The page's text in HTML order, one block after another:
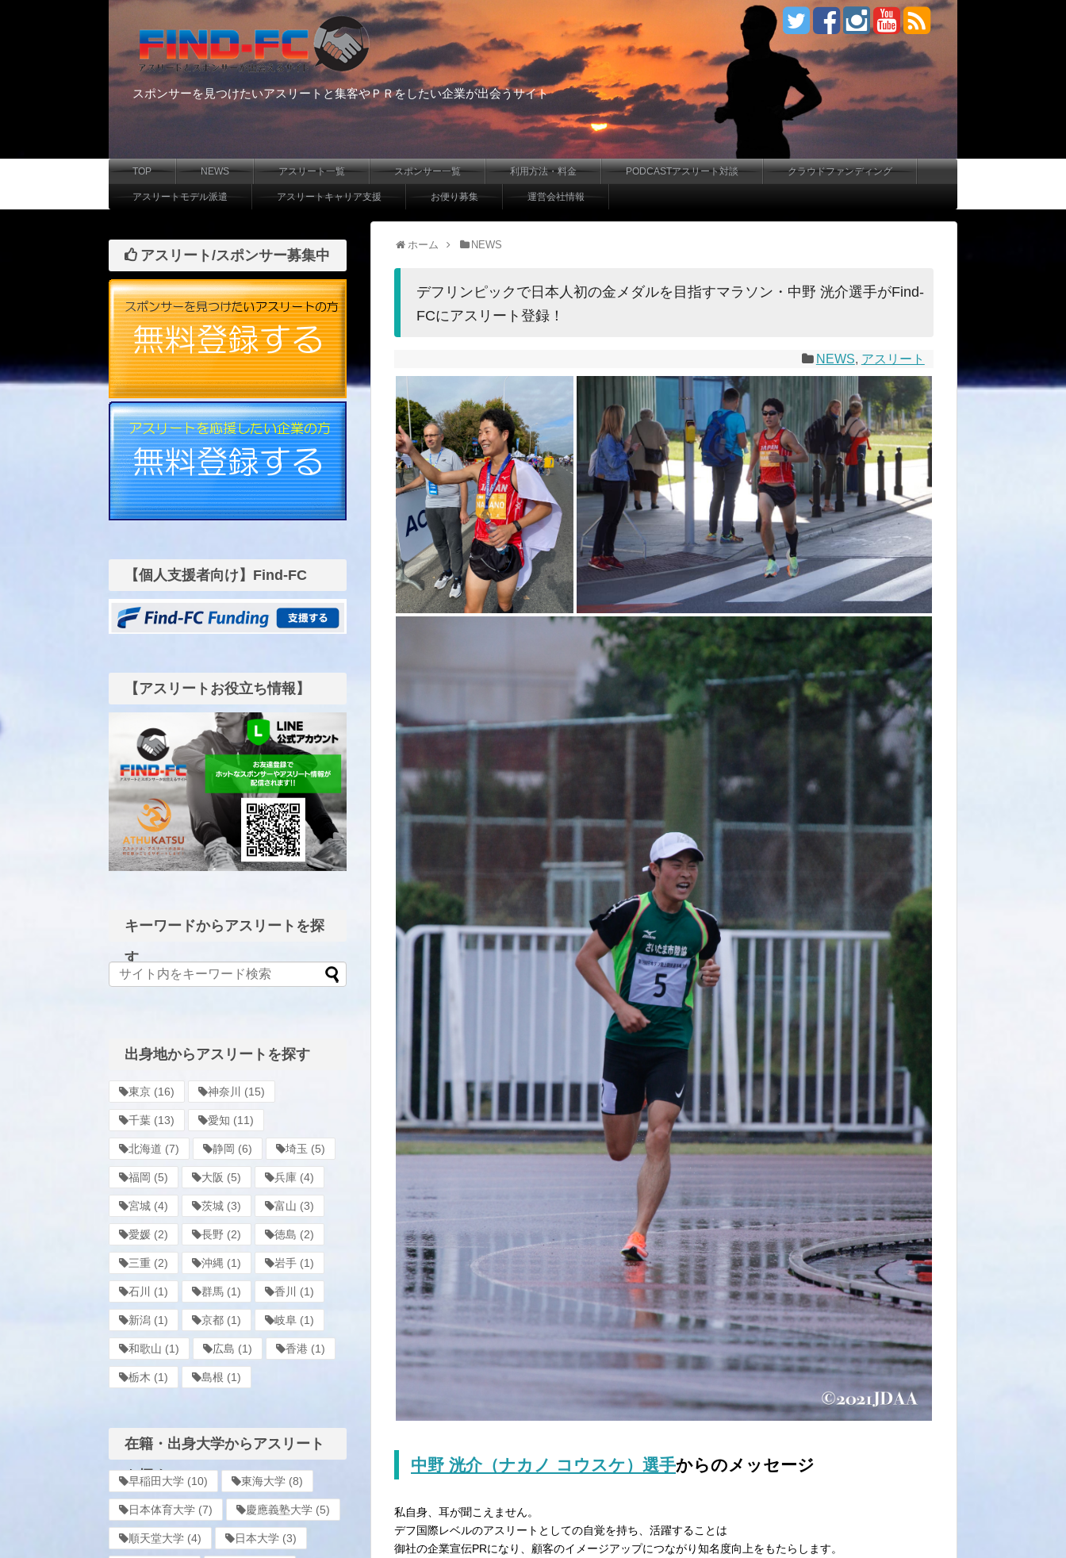
スポンサーを見つけたいアスリートと集客やＰＲをしたい企業が出会うサイト
TOP NEWS アスリート一覧 スポンサー一覧 利用方法・料金 PODCASTアスリート対談 クラウドファンディング
アスリートモデル派遣 アスリートキャリア支援 お便り募集 運営会社情報
ホーム NEWS
デフリンピックで日本人初の金メダルを目指すマラソン・中野 洸介選手がFind-
FCにアスリート登録！
NEWS, アスリート
中野 洸介（ナカノ コウスケ）選手からのメッセージ
私自身、耳が聞こえません。
デフ国際レベルのアスリートとしての自覚を持ち、活躍することは
御社の企業宣伝PRになり、顧客のイメージアップにつながり知名度向上をもたらします。
アスリート/スポンサー募集中
【個人支援者向け】Find-FC
funding
【アスリートお役立ち情報】
LINE公式アカウント
キーワードからアスリートを探
す
出身地からアスリートを探す
東京 (16) 神奈川 (15)
千葉 (13) 愛知 (11)
北海道 (7) 静岡 (6) 埼玉 (5)
福岡 (5) 大阪 (5) 兵庫 (4)
宮城 (4) 茨城 (3) 富山 (3)
愛媛 (2) 長野 (2) 徳島 (2)
三重 (2) 沖縄 (1) 岩手 (1)
石川 (1) 群馬 (1) 香川 (1)
新潟 (1) 京都 (1) 岐阜 (1)
和歌山 (1) 広島 (1) 香港 (1)
栃木 (1) 島根 (1)
在籍・出身大学からアスリート
を探す
早稲田大学 (10) 東海大学 (8)
日本体育大学 (7) 慶應義塾大学 (5)
順天堂大学 (4) 日本大学 (3)